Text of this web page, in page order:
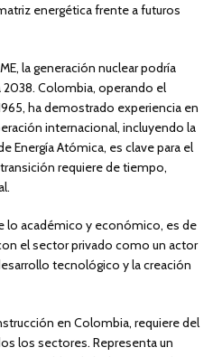
energética frente a futuros
la generación nuclear podría
2038. Colombia, operando el
ha demostrado experiencia en
internacional, incluyendo la
Energía Atómica, es clave para el
requiere de tiempo,
lo académico y económico, es de
el sector privado como un actor
tecnológico y la creación
en Colombia, requiere del
los sectores. Representa un